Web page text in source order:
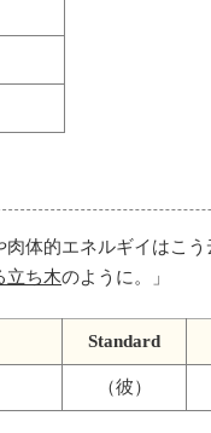
体的エネルギイはこ
立ち木のように。 」
Standard
（彼）